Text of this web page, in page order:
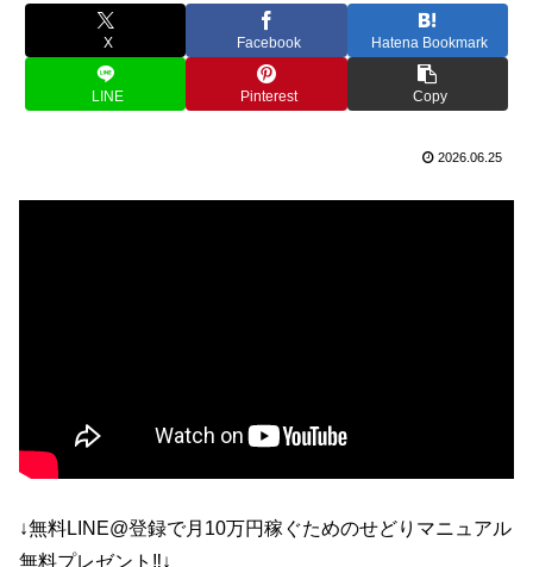
X Facebook Hatena Bookmark
LINE Pinterest Copy
2026.06.25
↓無料LINE@登録で月10万円稼ぐためのせどりマニュアル
無料プレゼント‼↓